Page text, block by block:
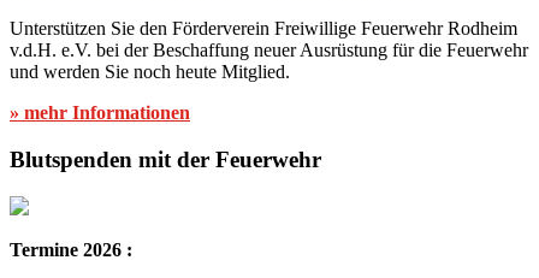
Unterstützen Sie den Förderverein Freiwillige Feuerwehr Rodheim
v.d.H. e.V. bei der Beschaffung neuer Ausrüstung für die Feuerwehr
und werden Sie noch heute Mitglied.
» mehr Informationen
Blutspenden mit der Feuerwehr
Termine 2026 :